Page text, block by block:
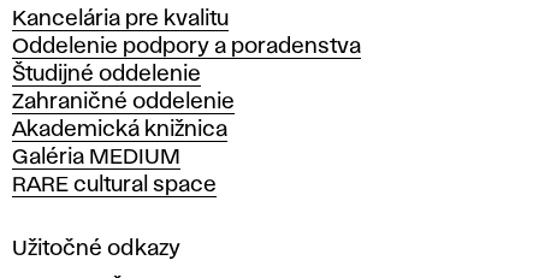
s
o
k
á
š
k
o
a
Kancelária pre kvalitu
Oddelenie podpory a poradenstva
Študijné oddelenie
Zahraničné oddelenie
Akademická knižnica
Galéria MEDIUM
RARE cultural space
Užitočné odkazy